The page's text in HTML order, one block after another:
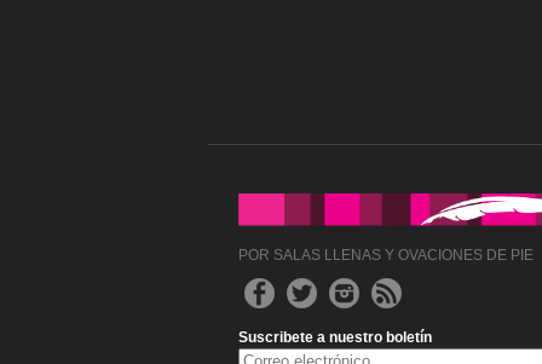
POR SALAS LLENAS Y OVACIONES DE PIE
Suscribete a nuestro boletín